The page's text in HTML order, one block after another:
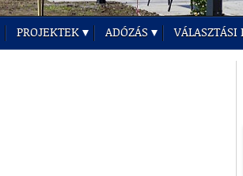
PROJEKTEK ADÓZÁS